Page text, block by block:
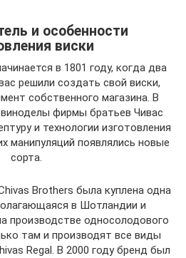
и особенности
виски
в 1801 году, когда два
решили создать свой виски,
собственного магазина. В
фирмы братьев Чивас
и технологии изготовления
манипуляций появлялись новые
сорта.
Brothers была куплена одна
в Шотландии и
производстве односолодового
там и производят все виды
Regal. В 2000 году бренд был